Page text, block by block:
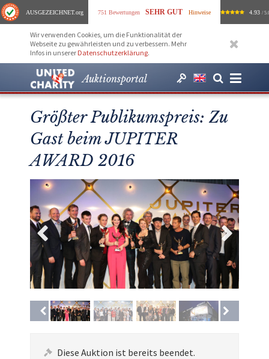
AUSGEZEICHNET.org 751 Bewertungen SEHR GUT Hinweise 4.93 /
Wir verwenden Cookies, um die Funktionalität der
Webseite zu gewährleisten und zu verbessern. Mehr
Infos in unserer Datenschutzerklärung.
Auktionsportal
Größter Publikumspreis: Zu
Gast beim JUPITER
AWARD 2016
Diese Auktion ist bereits beendet.